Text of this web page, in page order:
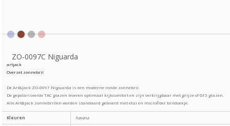
ZO-0097C Niguarda
artjack
Overzet zonnebril
De Art&Jack ZO-0097 Niguarda is een moderne ronde zonnebril.
De gepolariseerde TAC glazen leveren optimaal kijkcomfort en zijn verkrijgbaar met grijze of G15 glazen.
Alle Art&Jack zonnebrillen worden standaard geleverd met etui en microfiber brildoekje.
Kleuren havana